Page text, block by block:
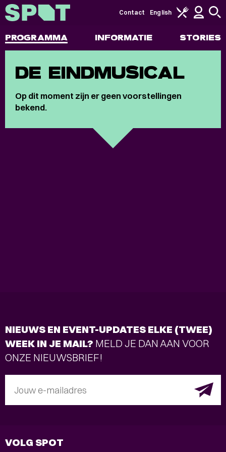
PROGRAMMA INFORMATIE STORIES
Contact English
DE EINDMUSICAL
Op dit moment zijn er geen voorstellingen
bekend.
NIEUWS EN EVENT-UPDATES ELKE (TWEE)
WEEK IN JE MAIL? MELD JE DAN AAN VOOR
ONZE NIEUWSBRIEF!
Jouw e-mailadres
VOLG SPOT